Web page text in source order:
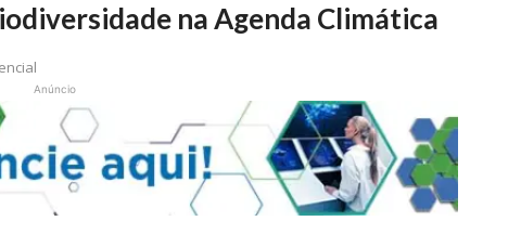
na Agenda Climática
Anúncio